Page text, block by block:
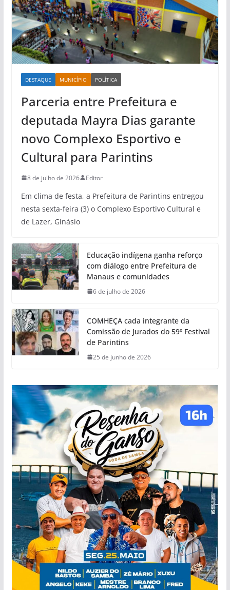
DESTAQUE MUNICÍPIO POLÍTICA
Parceria entre Prefeitura e
deputada Mayra Dias garante
novo Complexo Esportivo e
Cultural para Parintins
8 de julho de 2026 Editor
Em clima de festa, a Prefeitura de Parintins entregou
nesta sexta-feira (3) o Complexo Esportivo Cultural e
de Lazer, Ginásio
Educação indígena ganha reforço
com diálogo entre Prefeitura de
Manaus e comunidades
6 de julho de 2026
COMHEÇA cada integrante da
Comissão de Jurados do 59º Festival
de Parintins
25 de junho de 2026